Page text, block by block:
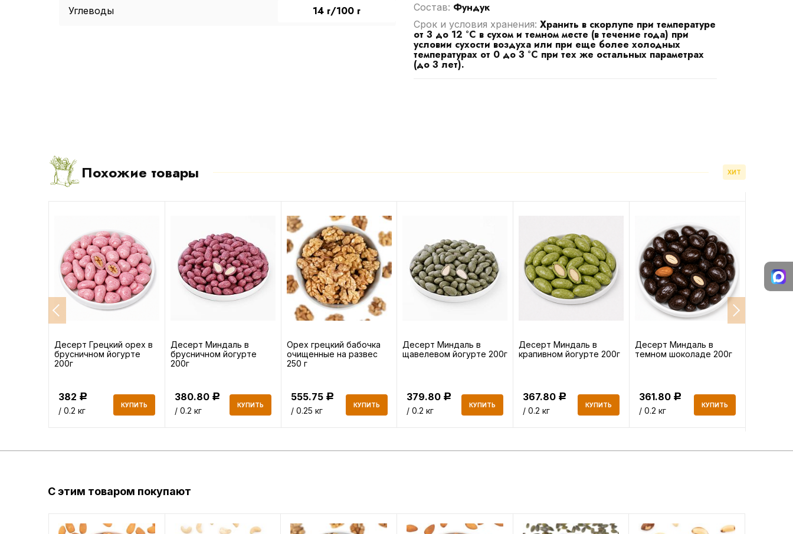
Углеводы 14 г/100 г Cостав: Фундук
Срок и условия хранения: Хранить в скорлупе при температуре
от 3 до 12 °C в сухом и темном месте (в течение года) при
условии сухости воздуха или при еще более холодных
температурах от 0 до 3 °C при тех же остальных параметрах
(до 3 лет).
Похожие товары ХИТ
Десерт Грецкий орех в
брусничном йогурте
200г
382 Р
/ 0.2 кг
КУПИТЬ
Десерт Миндаль в
брусничном йогурте
200г
380.80 Р
/ 0.2 кг
КУПИТЬ
Орех грецкий бабочка
очищенные на развес
250 г
555.75 Р
/ 0.25 кг
КУПИТЬ
Десерт Миндаль в
щавелевом йогурте 200г
379.80 Р
/ 0.2 кг
КУПИТЬ
Десерт Миндаль в
крапивном йогурте 200г
367.80 Р
/ 0.2 кг
КУПИТЬ
Десерт Миндаль в
темном шоколаде 200г
361.80 Р
/ 0.2 кг
КУПИТЬ
С этим товаром покупают